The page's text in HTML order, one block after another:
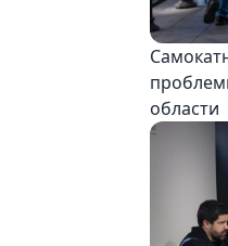
области